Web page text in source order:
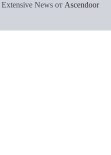
Extensive News от Ascendoor